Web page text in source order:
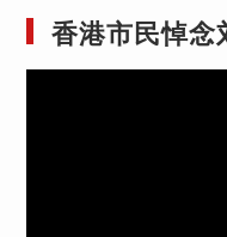
香港市民悼念